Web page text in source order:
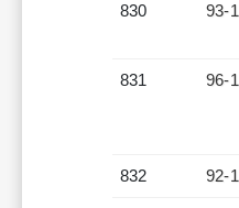
830 93-1
831 96-1
832 92-1